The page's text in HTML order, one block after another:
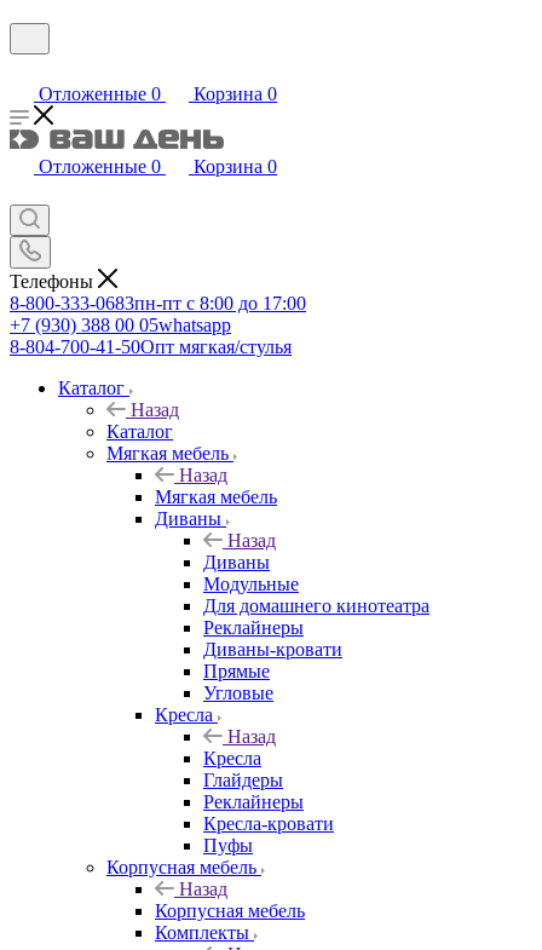
Отложенные 0 Корзина 0
Отложенные 0 Корзина 0
Телефоны
8-800-333-0683пн-пт с 8:00 до 17:00
+7 (930) 388 00 05whatsapp
8-804-700-41-50Опт мягкая/стулья
Каталог
Назад
Каталог
Мягкая мебель
Назад
Мягкая мебель
Диваны
Назад
Диваны
Модульные
Для домашнего кинотеатра
Реклайнеры
Диваны-кровати
Прямые
Угловые
Кресла
Назад
Кресла
Глайдеры
Реклайнеры
Кресла-кровати
Пуфы
Корпусная мебель
Назад
Корпусная мебель
Комплекты